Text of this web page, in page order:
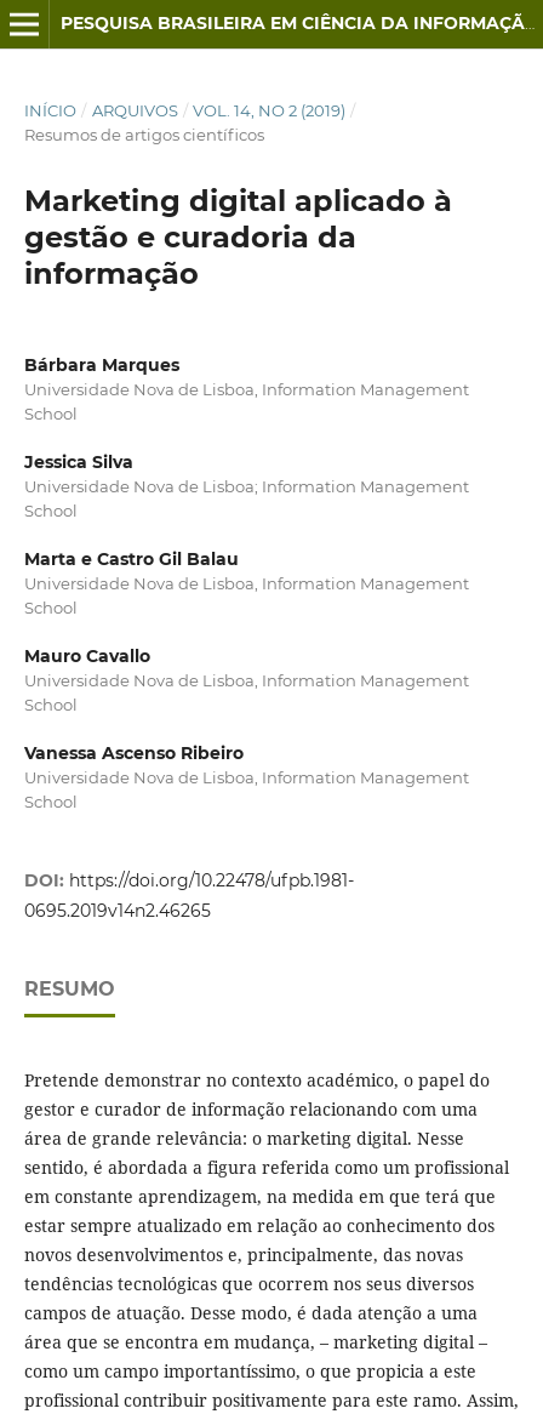
PESQUISA BRASILEIRA EM CIÊNCIA DA INFORMAÇÃO E BIBLIOTECONOMIA
INÍCIO / ARQUIVOS / VOL. 14, NO 2 (2019) /
Resumos de artigos científicos
Marketing digital aplicado à
gestão e curadoria da
informação
Bárbara Marques
Universidade Nova de Lisboa, Information Management
School
Jessica Silva
Universidade Nova de Lisboa; Information Management
School
Marta e Castro Gil Balau
Universidade Nova de Lisboa, Information Management
School
Mauro Cavallo
Universidade Nova de Lisboa, Information Management
School
Vanessa Ascenso Ribeiro
Universidade Nova de Lisboa, Information Management
School
DOI: https://doi.org/10.22478/ufpb.1981-
0695.2019v14n2.46265
RESUMO
Pretende demonstrar no contexto académico, o papel do
gestor e curador de informação relacionando com uma
área de grande relevância: o marketing digital. Nesse
sentido, é abordada a figura referida como um profissional
em constante aprendizagem, na medida em que terá que
estar sempre atualizado em relação ao conhecimento dos
novos desenvolvimentos e, principalmente, das novas
tendências tecnológicas que ocorrem nos seus diversos
campos de atuação. Desse modo, é dada atenção a uma
área que se encontra em mudança, – marketing digital –
como um campo importantíssimo, o que propicia a este
profissional contribuir positivamente para este ramo. Assim,